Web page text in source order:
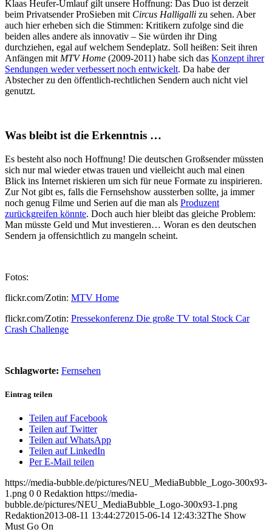
Klaas Heufer-Umlauf gilt unsere Hoffnung: Das Duo ist derzeit
beim Privatsender ProSieben mit Circus Halligalli zu sehen. Aber
auch hier erheben sich die Stimmen: Kritikern zufolge sind die
beiden alles andere als innovativ – Sie würden ihr Ding
durchziehen, egal auf welchem Sendeplatz. Soll heißen: Seit ihren
Anfängen mit MTV Home (2009-2011) habe sich das Konzept ihrer
Sendungen weder verbessert noch entwickelt. Da habe der
Abstecher zu den öffentlich-rechtlichen Sendern auch nicht viel
genutzt.
Was bleibt ist die Erkenntnis …
Es besteht also noch Hoffnung! Die deutschen Großsender müssten
sich nur mal wieder etwas trauen und vielleicht auch mal einen
Blick ins Internet riskieren um sich für neue Formate zu inspirieren.
Zur Not gibt es, falls die Fernsehshow aussterben sollte, ja immer
noch genug Filme und Serien auf die man als Produzent
zurückgreifen könnte. Doch auch hier bleibt das gleiche Problem:
Man müsste Geld und Mut investieren… Woran es den deutschen
Sendern ja offensichtlich zu mangeln scheint.
Fotos:
flickr.com/Zotin: MTV Home
flickr.com/Zotin: Pressekonferenz Die große TV total Stock Car
Crash Challenge
Schlagworte: Fernsehen
Eintrag teilen
Teilen auf Facebook
Teilen auf Twitter
Teilen auf WhatsApp
Teilen auf LinkedIn
Per E-Mail teilen
https://media-bubble.de/pictures/NEU_MediaBubble_Logo-300x93-
1.png 0 0 Redaktion https://media-
bubble.de/pictures/NEU_MediaBubble_Logo-300x93-1.png
Redaktion2013-08-11 13:44:272015-06-14 12:43:32The Show
Must Go On